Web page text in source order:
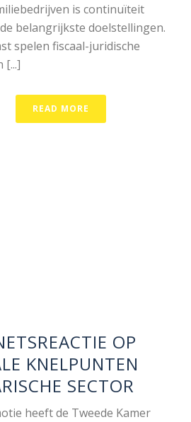
is continuïteit
belangrijkste doelstellingen.
spelen fiscaal-juridische
[...]
READ MORE
OP
KNELPUNTEN
SECTOR
heeft de Tweede Kamer